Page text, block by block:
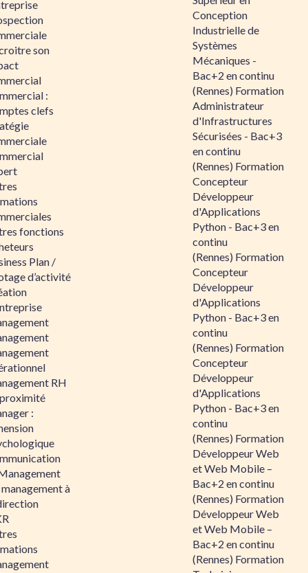
son
:
clefs
fonctions
Plan /
d’activité
RH
:
à
Conception
Industrielle de
Systèmes
Mécaniques -
Bac+2 en continu
(Rennes) Formation
Administrateur
d'Infrastructures
Sécurisées - Bac+3
en continu
(Rennes) Formation
Concepteur
Développeur
d'Applications
Python - Bac+3 en
continu
(Rennes) Formation
Concepteur
Développeur
d'Applications
Python - Bac+3 en
continu
(Rennes) Formation
Concepteur
Développeur
d'Applications
Python - Bac+3 en
continu
(Rennes) Formation
Développeur Web
et Web Mobile –
Bac+2 en continu
(Rennes) Formation
Développeur Web
et Web Mobile –
Bac+2 en continu
(Rennes) Formation